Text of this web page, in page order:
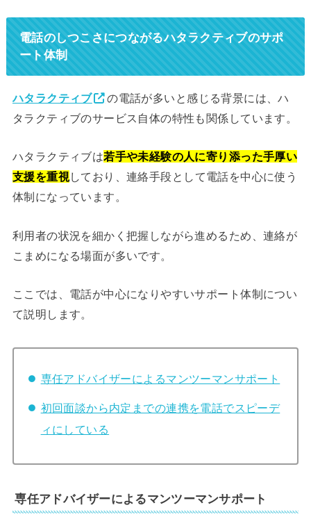
電話のしつこさにつながるハタラクティブのサポ
ート体制
ハタラクティブ
の電話が多いと感じる背景には、ハ
タラクティブのサービス自体の特性も関係しています。
ハタラクティブは若手や未経験の人に寄り添った手厚い
支援を重視しており、連絡手段として電話を中心に使う
体制になっています。
利用者の状況を細かく把握しながら進めるため、連絡が
こまめになる場面が多いです。
ここでは、電話が中心になりやすいサポート体制につい
て説明します。
専任アドバイザーによるマンツーマンサポート
初回面談から内定までの連携を電話でスピーデ
ィにしている
専任アドバイザーによるマンツーマンサポート